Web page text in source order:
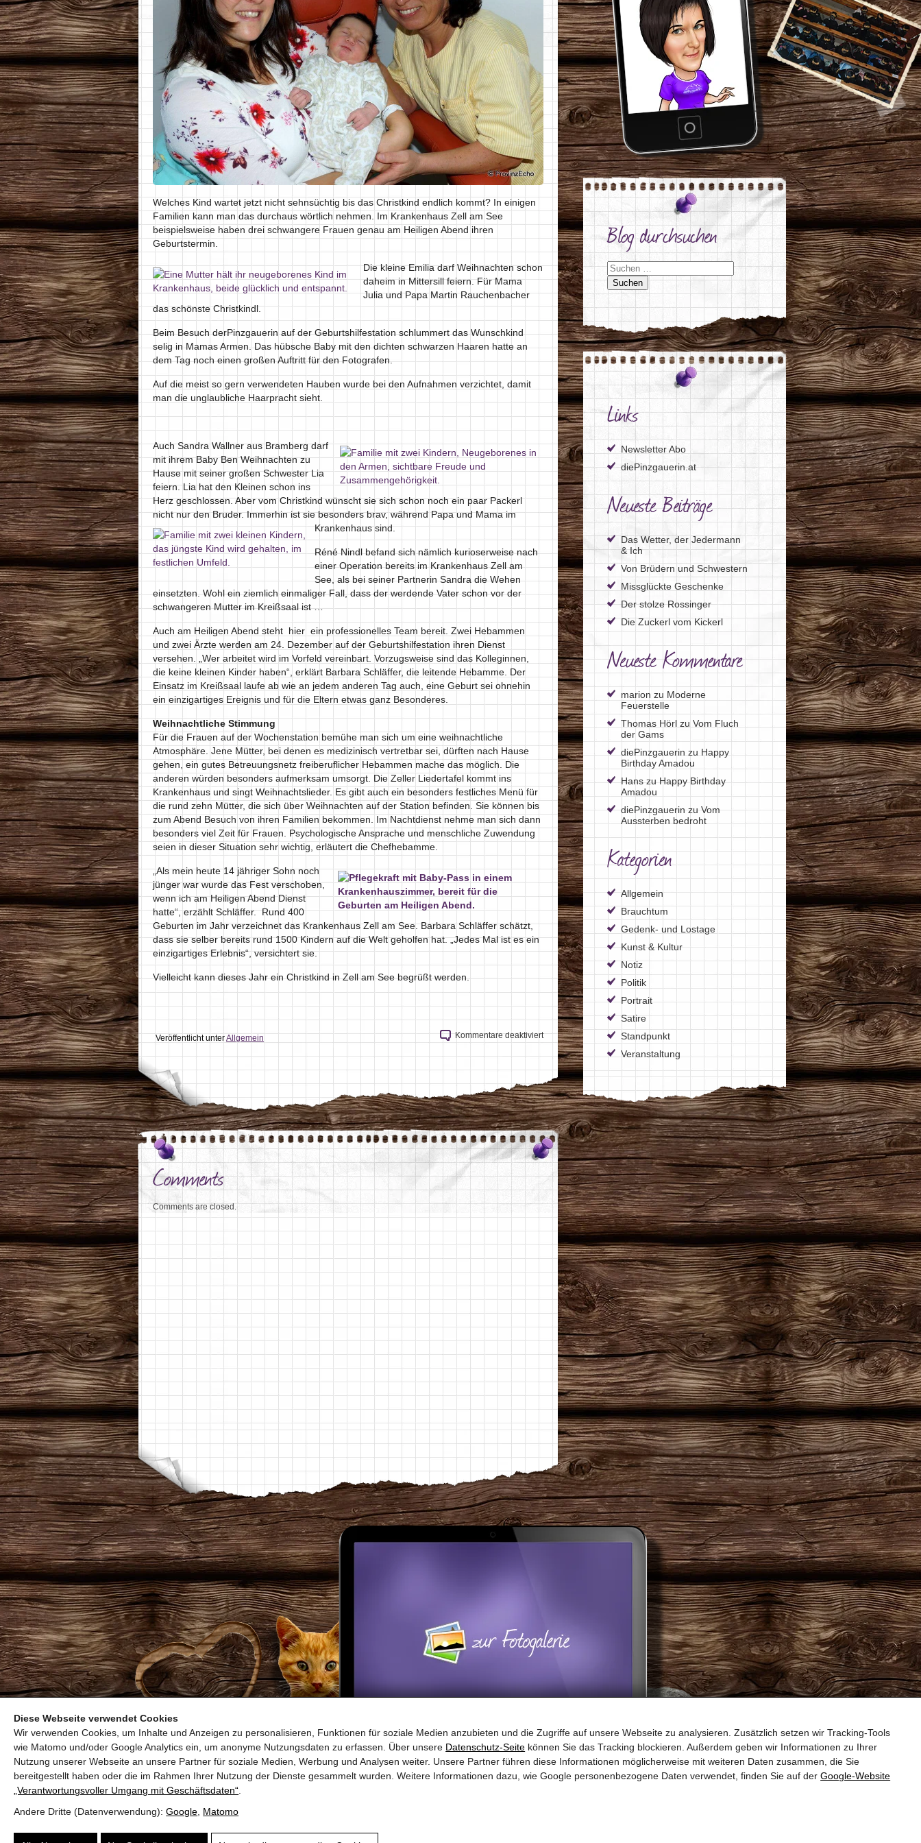
Welches Kind wartet jetzt nicht sehnsüchtig bis das Christkind endlich kommt? In einigen
Familien kann man das durchaus wörtlich nehmen. Im Krankenhaus Zell am See
beispielsweise haben drei schwangere Frauen genau am Heiligen Abend ihren
Geburtstermin.
Die kleine Emilia darf Weihnachten schon
daheim in Mittersill feiern. Für Mama
Julia und Papa Martin Rauchenbacher
das schönste Christkindl.
Beim Besuch derPinzgauerin auf der Geburtshilfestation schlummert das Wunschkind
selig in Mamas Armen. Das hübsche Baby mit den dichten schwarzen Haaren hatte an
dem Tag noch einen großen Auftritt für den Fotografen.
Auf die meist so gern verwendeten Hauben wurde bei den Aufnahmen verzichtet, damit
man die unglaubliche Haarpracht sieht.
Auch Sandra Wallner aus Bramberg darf
mit ihrem Baby Ben Weihnachten zu
Hause mit seiner großen Schwester Lia
feiern. Lia hat den Kleinen schon ins
Herz geschlossen. Aber vom Christkind wünscht sie sich schon noch ein paar Packerl
nicht nur den Bruder. Immerhin ist sie besonders brav, während Papa und Mama im
Krankenhaus sind.
Réné Nindl befand sich nämlich kurioserweise nach
einer Operation bereits im Krankenhaus Zell am
See, als bei seiner Partnerin Sandra die Wehen
einsetzten. Wohl ein ziemlich einmaliger Fall, dass der werdende Vater schon vor der
schwangeren Mutter im Kreißsaal ist …
Auch am Heiligen Abend steht hier ein professionelles Team bereit. Zwei Hebammen
und zwei Ärzte werden am 24. Dezember auf der Geburtshilfestation ihren Dienst
versehen. „Wer arbeitet wird im Vorfeld vereinbart. Vorzugsweise sind das Kolleginnen,
die keine kleinen Kinder haben“, erklärt Barbara Schläffer, die leitende Hebamme. Der
Einsatz im Kreißsaal laufe ab wie an jedem anderen Tag auch, eine Geburt sei ohnehin
ein einzigartiges Ereignis und für die Eltern etwas ganz Besonderes.
Weihnachtliche Stimmung
Für die Frauen auf der Wochenstation bemühe man sich um eine weihnachtliche
Atmosphäre. Jene Mütter, bei denen es medizinisch vertretbar sei, dürften nach Hause
gehen, ein gutes Betreuungsnetz freiberuflicher Hebammen mache das möglich. Die
anderen würden besonders aufmerksam umsorgt. Die Zeller Liedertafel kommt ins
Krankenhaus und singt Weihnachtslieder. Es gibt auch ein besonders festliches Menü für
die rund zehn Mütter, die sich über Weihnachten auf der Station befinden. Sie können bis
zum Abend Besuch von ihren Familien bekommen. Im Nachtdienst nehme man sich dann
besonders viel Zeit für Frauen. Psychologische Ansprache und menschliche Zuwendung
seien in dieser Situation sehr wichtig, erläutert die Chefhebamme.
„Als mein heute 14 jähriger Sohn noch
jünger war wurde das Fest verschoben,
wenn ich am Heiligen Abend Dienst
hatte“, erzählt Schläffer. Rund 400
Geburten im Jahr verzeichnet das Krankenhaus Zell am See. Barbara Schläffer schätzt,
dass sie selber bereits rund 1500 Kindern auf die Welt geholfen hat. „Jedes Mal ist es ein
einzigartiges Erlebnis“, versichtert sie.
Vielleicht kann dieses Jahr ein Christkind in Zell am See begrüßt werden.
Kommentare deaktiviertfür Wenn ’s echte Christkind kommt
Veröffentlicht unterAllgemein
Comments
Comments are closed.
Blog durchsuchen
Suchen nach:
Links
Newsletter Abo
diePinzgauerin.at
Neueste Beiträge
Das Wetter, der Jedermann
& Ich
Von Brüdern und Schwestern
Missglückte Geschenke
Der stolze Rossinger
Die Zuckerl vom Kickerl
Neueste Kommentare
marion zu Moderne
Feuerstelle
Thomas Hörl zu Vom Fluch
der Gams
diePinzgauerin zu Happy
Birthday Amadou
HanszuHappy Birthday
Amadou
diePinzgauerinzuVom
Aussterben bedroht
Kategorien
Allgemein
Brauchtum
Gedenk- und Lostage
Kunst & Kultur
Notiz
Politik
Portrait
Satire
Standpunkt
Veranstaltung
Diese Webseite verwendet Cookies
Wir verwenden Cookies, um Inhalte und Anzeigen zu personalisieren, Funktionen für soziale Medien anzubieten und die Zugriffe auf unsere Webseite zu analysieren. Zusätzlich setzen wir Tracking-Tools
wie Matomo und/oder Google Analytics ein, um anonyme Nutzungsdaten zu erfassen. Über unsere Datenschutz-Seite können Sie das Tracking blockieren. Außerdem geben wir Informationen zu Ihrer
Nutzung unserer Webseite an unsere Partner für soziale Medien, Werbung und Analysen weiter. Unsere Partner führen diese Informationen möglicherweise mit weiteren Daten zusammen, die Sie
bereitgestellt haben oder die im Rahmen Ihrer Nutzung der Dienste gesammelt wurden. Weitere Informationen dazu, wie Google personenbezogene Daten verwendet, finden Sie auf derGoogle‑Website
„Verantwortungsvoller Umgang mit Geschäftsdaten“
Andere Dritte (Datenverwendung):Google Matomo